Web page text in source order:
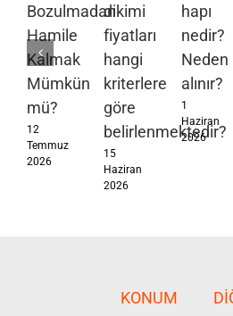
Bozulmadan
Hamile
Kalmak
Mümkün
mü?
12
Temmuz
2026
dikimi
fiyatları
hangi
kriterlere
göre
belirlenmektedir?
15
Haziran
2026
hapı
nedir?
Neden
alınır?
1
Haziran
2026
KONUM